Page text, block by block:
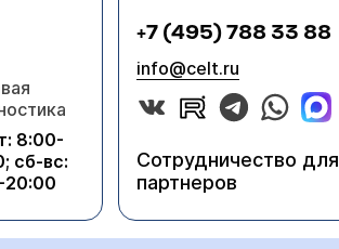
8:00-
сб-вс:
20:00
+7 (495) 788 33 88
info@celt.ru
Сотрудничество для
партнеров